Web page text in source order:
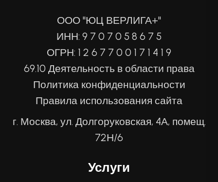
ООО "ЮЦ ВЕРЛИГА+"
ИНН: 9 7 0 7 0 5 8 6 7 5
ОГРН: 1 2 6 7 7 0 0 1 7 1 4 1 9
69.10 Деятельность в области права
Политика конфиденциальности
Правила использования сайта
г. Москва, ул. Долгоруковская, 4А, помещ.
72Н/6
Услуги